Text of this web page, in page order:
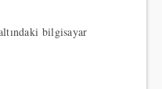
bilgisayar